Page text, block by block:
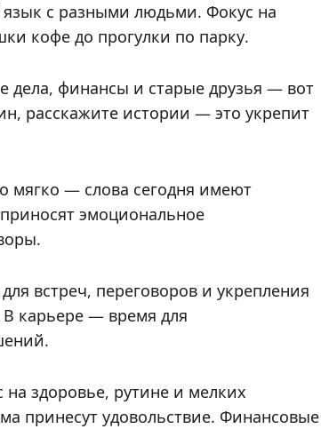
с разными людьми. Фокус на
кофе до прогулки по парку.
финансы и старые друзья — вот
расскажите истории — это укрепит
мягко — слова сегодня имеют
эмоциональное
встреч, переговоров и укрепления
карьере — время для
здоровье, рутине и мелких
принесут удовольствие. Финансовые